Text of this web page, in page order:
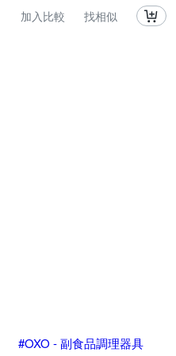
加入比較 找相似
#OXO - 副食品調理器具